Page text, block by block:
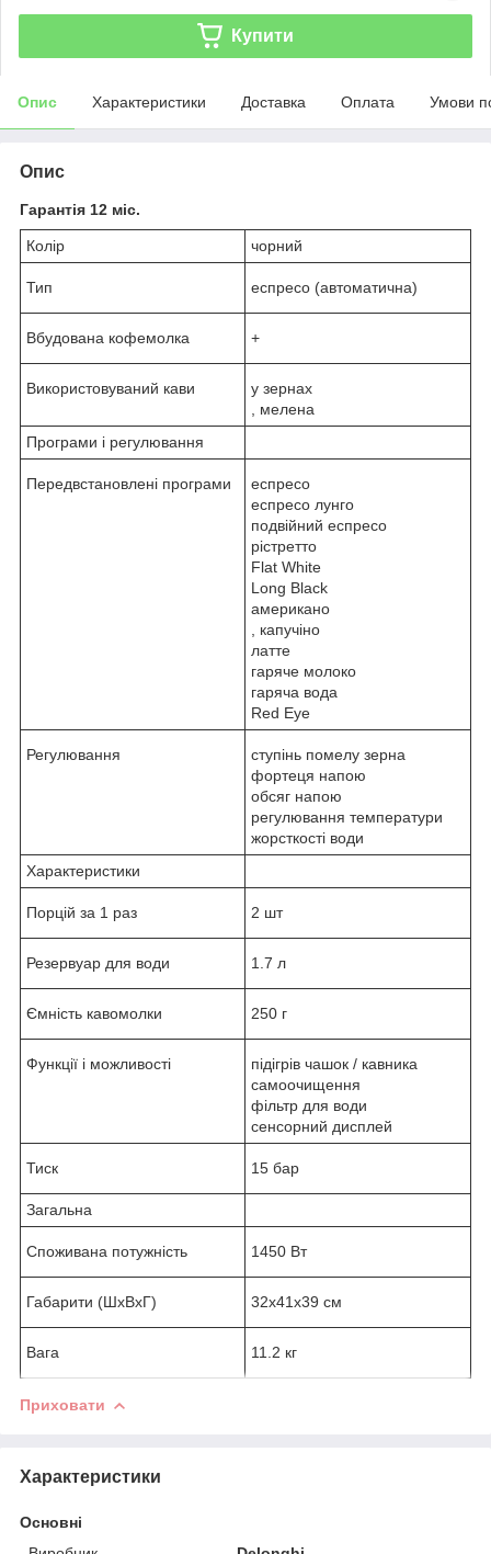
Купити
Опис Характеристики Доставка Оплата Умови
Опис
Гарантія 12 міс.
Колір чорний
Тип еспресо (автоматична)
Вбудована кофемолка +
Використовуваний кави
у зернах
, мелена
Програми і регулювання
Передвстановлені програми
еспресо
еспресо лунго
подвійний еспресо
рістретто
Flat White
Long Black
американо
, капучіно
латте
гаряче молоко
гаряча вода
Red Eye
Регулювання
ступінь помелу зерна
фортеця напою
обсяг напою
регулювання температури
жорсткості води
Характеристики
Порцій за 1 раз 2 шт
Резервуар для води 1.7 л
Ємність кавомолки 250 г
Функції і можливості
підігрів чашок / кавника
самоочищення
фільтр для води
сенсорний дисплей
Тиск 15 бар
Загальна
Споживана потужність 1450 Вт
Габарити (ШхВхГ) 32x41x39 см
Вага 11.2 кг
Приховати
Характеристики
Основні